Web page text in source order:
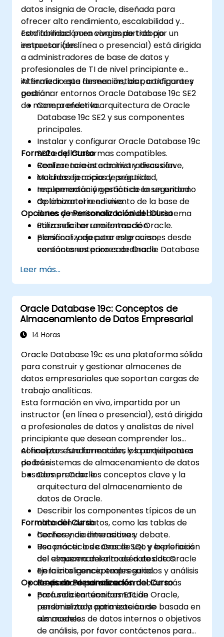
rendimiento mediante vistas de
rendimiento dinámicas, seguimiento de
SQL (SQL tracing) y planes de ejecución.
Planificar y ejecutar la
transición/migración desde la versión 11g
hacia la 19c utilizando rutas y
herramientas de actualización admitidas.
datos insignia de Oracle, diseñada para
ofrecer alto rendimiento, escalabilidad y
confiabilidad para cargas de trabajo
empresariales.
Esta formación en vivo impartida por un
instructor (en línea o presencial) está dirigida
a administradores de base de datos y
profesionales de TI de nivel principiante e
intermedio que deseen instalar, configurar y
gestionar entornos Oracle Database 19c SE2
de manera efectiva.
Al finalizar esta formación, los participantes
podrán:
Comprender la arquitectura de Oracle
Database 19c SE2 y sus componentes
principales.
Instalar y configurar Oracle Database 19c
SE2 en plataformas compatibles.
Realizar tareas administrativas clave,
incluidas la copia de seguridad,
recuperación y gestión de la seguridad.
Optimizar el rendimiento de la base de
datos y monitorear la salud del sistema
utilizando herramientas de Oracle.
Planificar y ejecutar migraciones desde
versiones anteriores de Oracle Database
Formato del Curso
Conferencia interactiva y discusión.
Muchos ejercicios y práctica.
Implementación práctica en un entorno
de laboratorio en vivo.
Opciones de Personalización del Curso
Para solicitar una formación
personalizada para este curso,
contáctenos para coordinarlo.
Leer más...
Oracle Database 19c: Conceptos de
Almacenamiento de Datos Empresarial
14 Horas
Oracle Database 19c es una plataforma sólida
para construir y gestionar almacenes de
datos empresariales que soportan cargas de
trabajo analíticas.
Esta formación en vivo, impartida por un
instructor (en línea o presencial), está dirigida
a profesionales de datos y analistas de nivel
principiante que desean comprender los
conceptos fundamentales y la arquitectura
de los sistemas de almacenamiento de datos
basados en Oracle.
Al finalizar esta formación, los participantes
podrán:
Comprender los conceptos clave y la
arquitectura del almacenamiento de
datos de Oracle.
Describir los componentes típicos de un
almacén de datos, como las tablas de
hechos y de dimensiones.
Reconocer los casos de uso y beneficios
del almacenamiento de datos de Oracle
en la inteligencia empresarial.
Prepararse para una formación más
profunda en técnicas ETL de Oracle,
rendimiento y optimización de
almacenes.
Formato del Curso
Conferencia interactiva y debate.
Uso práctico de Oracle SQL y exploración
del esquema del almacén de datos.
Ejercicios conceptuales guiados y análisis
de diseño de almacenes.
Opciones de Personalización del Curso
Para solicitar una formación
personalizada para este curso basada en
sus modelos de datos internos o objetivos
de análisis, por favor contáctenos para